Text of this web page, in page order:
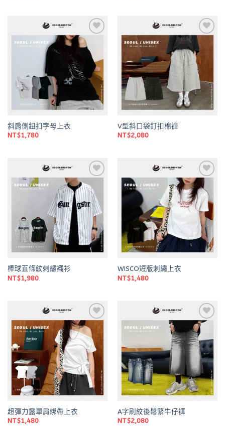
Add to
wishlist
斜肩側鈕扣字母上衣
NT$1,780
Add to
wishlist
V型斜口袋釘扣棉褲
NT$2,080
Add to
wishlist
棒球直條紋刺繡襯衫
NT$1,980
Add to
wishlist
WISCO短版刺繡上衣
NT$1,480
Add to
wishlist
超彈力露單肩綁帶上衣
NT$1,480
Add to
wishlist
A字刷紋後鬆緊牛仔褲
NT$2,080